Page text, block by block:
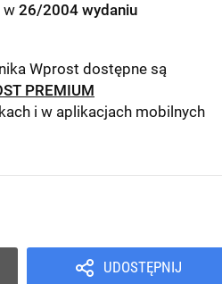
w 26/2004 wydaniu
Wprost dostępne są
PREMIUM
i w aplikacjach mobilnych
UDOSTĘPNIJ